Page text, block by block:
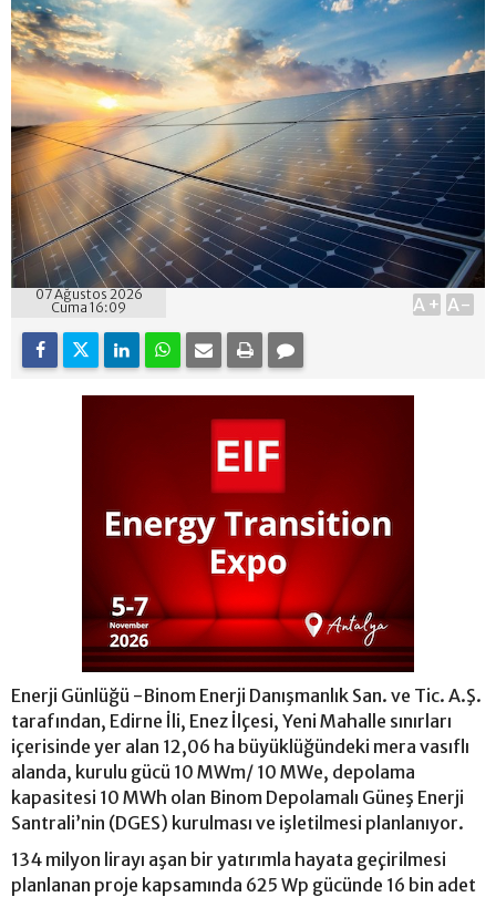
07 Ağustos 2026
Cuma 16:09
A+ A-
Enerji Günlüğü -Binom Enerji Danışmanlık San. ve Tic. A.Ş.
tarafından, Edirne İli, Enez İlçesi, Yeni Mahalle sınırları
içerisinde yer alan 12,06 ha büyüklüğündeki mera vasıflı
alanda, kurulu gücü 10 MWm/ 10 MWe, depolama
kapasitesi 10 MWh olan Binom Depolamalı Güneş Enerji
Santrali’nin (DGES) kurulması ve işletilmesi planlanıyor.
134 milyon lirayı aşan bir yatırımla hayata geçirilmesi
planlanan proje kapsamında 625 Wp gücünde 16 bin adet